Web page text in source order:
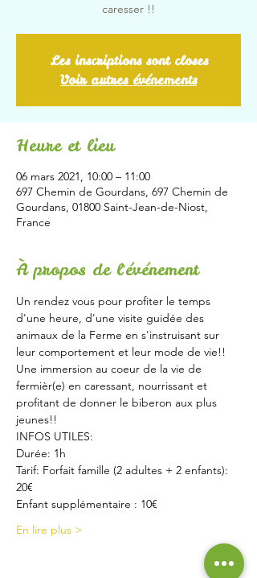
caresser !!
Les inscriptions sont closes
Voir autres événements
Heure et lieu
06 mars 2021, 10:00 – 11:00
697 Chemin de Gourdans, 697 Chemin de
Gourdans, 01800 Saint-Jean-de-Niost,
France
À propos de l'événement
Un rendez vous pour profiter le temps
d'une heure, d'une visite guidée des
animaux de la Ferme en s'instruisant sur
leur comportement et leur mode de vie!!
Une immersion au coeur de la vie de
fermièr(e) en caressant, nourrissant et
profitant de donner le biberon aux plus
jeunes!!
INFOS UTILES:
Durée: 1h
Tarif: Forfait famille (2 adultes + 2 enfants):
20€
Enfant supplémentaire : 10€
En lire plus >